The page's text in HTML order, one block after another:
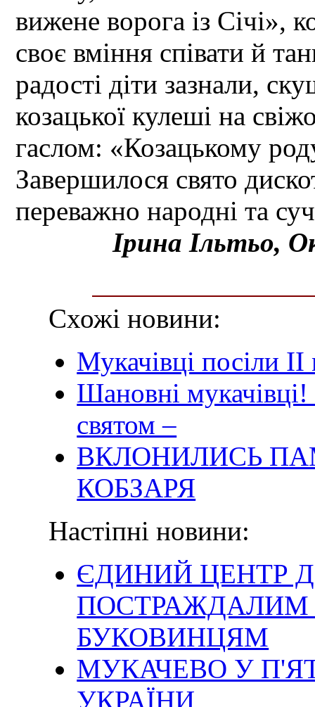
вижене ворога із Січі»,
своє вміння співати й
радості діти зазнали,
козацької кулеші на
гаслом: «Козацькому
Завершилося свято
переважно народні та
Ірина Ільтьо,
Схожі новини:
Мукачівці посіли ІІ
Шановні
святом –
ВКЛОНИЛИСЬ
КОБЗАРЯ
Настіпні новини:
ЄДИНИЙ ЦЕНТР
ПОСТРАЖДАЛИМ
БУКОВИНЦЯМ
МУКАЧЕВО У
УКРАЇНИ